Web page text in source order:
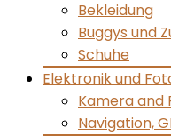
Bekleidung
Buggys und
Schuhe
Elektronik und
Kamera and
Navigation,